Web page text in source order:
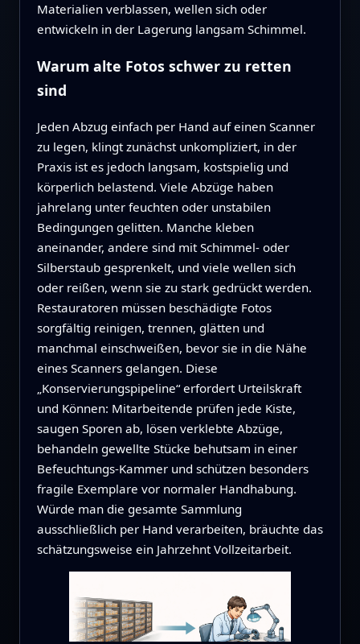
Materialien verblassen, wellen sich oder
entwickeln in der Lagerung langsam Schimmel.
Warum alte Fotos schwer zu retten
sind
Jeden Abzug einfach per Hand auf einen Scanner
zu legen, klingt zunächst unkompliziert, in der
Praxis ist es jedoch langsam, kostspielig und
körperlich belastend. Viele Abzüge haben
jahrelang unter feuchten oder unstabilen
Bedingungen gelitten. Manche kleben
aneinander, andere sind mit Schimmel- oder
Silberstaub gesprenkelt, und viele wellen sich
oder reißen, wenn sie zu stark gedrückt werden.
Restauratoren müssen beschädigte Fotos
sorgfältig reinigen, trennen, glätten und
manchmal einschweißen, bevor sie in die Nähe
eines Scanners gelangen. Diese
„Konservierungspipeline“ erfordert Urteilskraft
und Können: Mitarbeitende prüfen jede Kiste,
saugen Sporen ab, lösen verklebte Abzüge,
behandeln gewellte Stücke behutsam in einer
Befeuchtungs-Kammer und schützen besonders
fragile Exemplare vor normaler Handhabung.
Würde man die gesamte Sammlung
ausschließlich per Hand verarbeiten, bräuchte das
schätzungsweise ein Jahrzehnt Vollzeitarbeit.